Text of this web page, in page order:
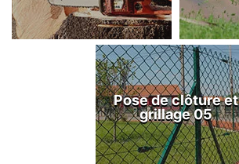
Pose de clôture et
grillage 05